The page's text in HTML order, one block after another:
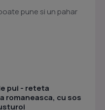
pune si un pahar
pui - reteta
romaneasca, cu sos